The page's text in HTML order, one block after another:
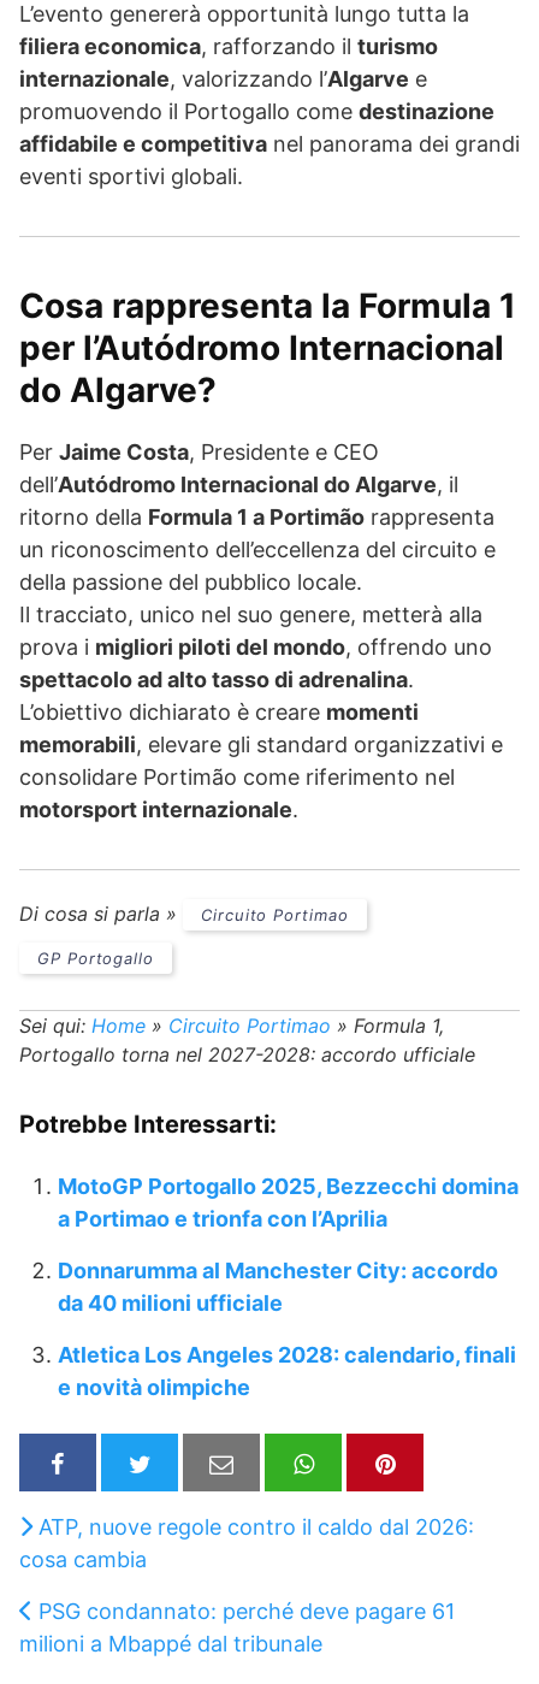
L’evento genererà opportunità lungo tutta la
filiera economica, rafforzando il turismo
internazionale, valorizzando l’Algarve e
promuovendo il Portogallo come destinazione
affidabile e competitiva nel panorama dei grandi
eventi sportivi globali.
Cosa rappresenta la Formula 1
per l’Autódromo Internacional
do Algarve?
Per Jaime Costa, Presidente e CEO
dell’Autódromo Internacional do Algarve, il
ritorno della Formula 1 a Portimão rappresenta
un riconoscimento dell’eccellenza del circuito e
della passione del pubblico locale.
Il tracciato, unico nel suo genere, metterà alla
prova i migliori piloti del mondo, offrendo uno
spettacolo ad alto tasso di adrenalina.
L’obiettivo dichiarato è creare momenti
memorabili, elevare gli standard organizzativi e
consolidare Portimão come riferimento nel
motorsport internazionale.
Di cosa si parla » Circuito Portimao
GP Portogallo
Sei qui: Home » Circuito Portimao » Formula 1,
Portogallo torna nel 2027-2028: accordo ufficiale
Potrebbe Interessarti:
MotoGP Portogallo 2025, Bezzecchi domina
a Portimao e trionfa con l’Aprilia
Donnarumma al Manchester City: accordo
da 40 milioni ufficiale
Atletica Los Angeles 2028: calendario, finali
e novità olimpiche
ATP, nuove regole contro il caldo dal 2026:
cosa cambia
PSG condannato: perché deve pagare 61
milioni a Mbappé dal tribunale